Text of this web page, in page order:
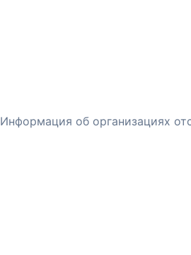
Информация об организациях